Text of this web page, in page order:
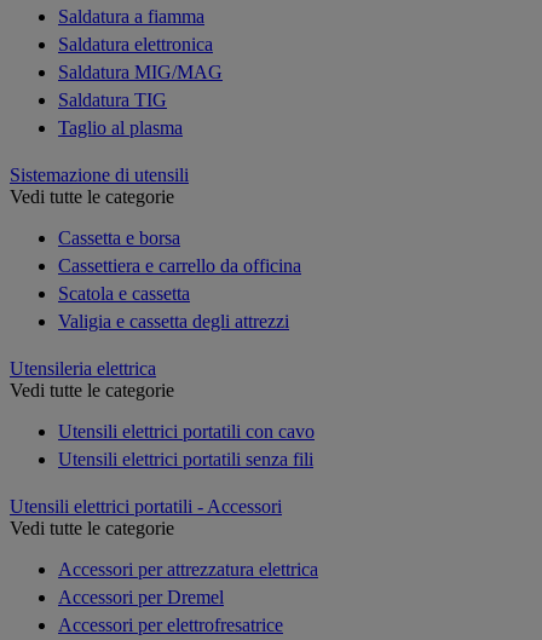
Saldatura a fiamma
Saldatura elettronica
Saldatura MIG/MAG
Saldatura TIG
Taglio al plasma
Sistemazione di utensili
Vedi tutte le categorie
Cassetta e borsa
Cassettiera e carrello da officina
Scatola e cassetta
Valigia e cassetta degli attrezzi
Utensileria elettrica
Vedi tutte le categorie
Utensili elettrici portatili con cavo
Utensili elettrici portatili senza fili
Utensili elettrici portatili - Accessori
Vedi tutte le categorie
Accessori per attrezzatura elettrica
Accessori per Dremel
Accessori per elettrofresatrice